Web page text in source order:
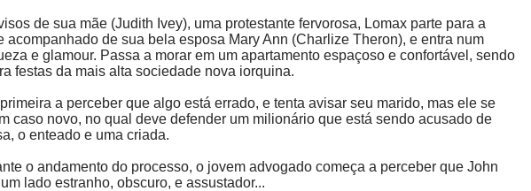
de sua mãe (Judith Ivey), uma protestante fervorosa, Lomax parte para a
acompanhado de sua bela esposa Mary Ann (Charlize Theron), e entra num
e glamour. Passa a morar em um apartamento espaçoso e confortável, sendo
festas da mais alta sociedade nova iorquina.
a perceber que algo está errado, e tenta avisar seu marido, mas ele se
caso novo, no qual deve defender um milionário que está sendo acusado de
o enteado e uma criada.
o andamento do processo, o jovem advogado começa a perceber que John
lado estranho, obscuro, e assustador...